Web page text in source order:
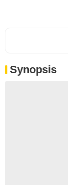
Synopsis